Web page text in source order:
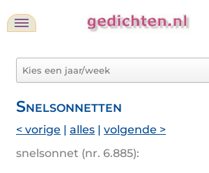
Snelsonnetten
< vorige | alles | volgende >
snelsonnet (nr. 6.885):